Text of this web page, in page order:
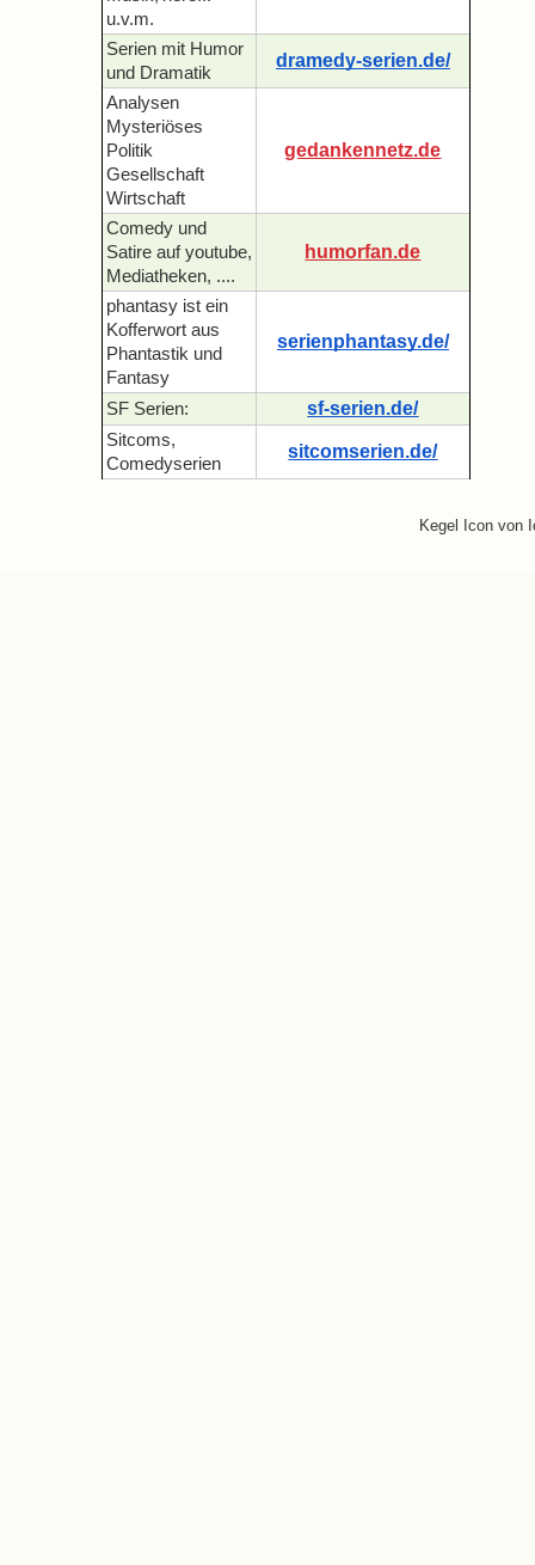
u.v.m.
Serien mit Humor
und Dramatik
dramedy-serien.de/
Analysen
Mysteriöses
Politik
Gesellschaft
Wirtschaft
gedankennetz.de
Comedy und
Satire auf youtube,
Mediatheken, ....
humorfan.de
phantasy ist ein
Kofferwort aus
Phantastik und
Fantasy
serienphantasy.de/
SF Serien: sf-serien.de/
Sitcoms,
Comedyserien
sitcomserien.de/
Kegel Icon von